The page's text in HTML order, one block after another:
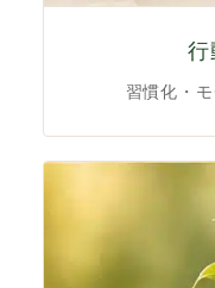
行
習慣化・